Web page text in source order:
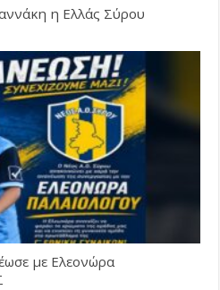
η Ελλάς Σύρου
με Ελεονώρα